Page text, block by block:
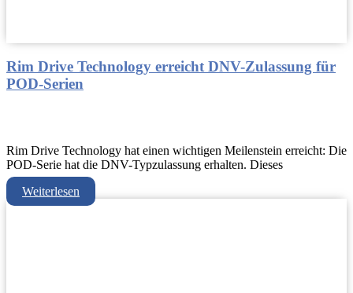
Rim Drive Technology erreicht DNV-Zulassung für
POD-Serien
Rim Drive Technology hat einen wichtigen Meilenstein erreicht: Die
POD-Serie hat die DNV-Typzulassung erhalten. Dieses
Weiterlesen